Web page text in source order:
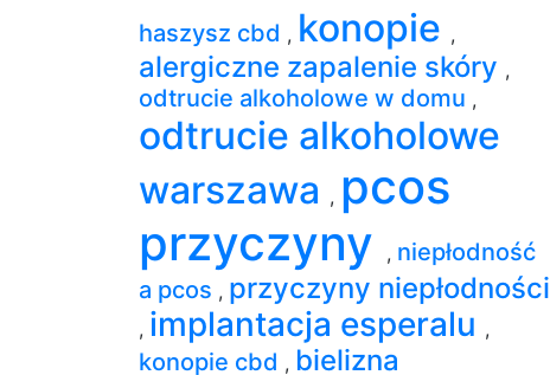
haszysz cbd , konopie ,
alergiczne zapalenie skóry ,
odtrucie alkoholowe w domu ,
odtrucie alkoholowe
warszawa , pcos
przyczyny
, niepłodność
a pcos , przyczyny niepłodności
, implantacja esperalu ,
konopie cbd , bielizna